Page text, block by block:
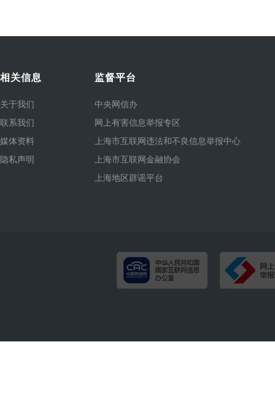
相关信息
关于我们
联系我们
媒体资料
隐私声明
监督平台
中央网信办
网上有害信息举报专区
上海市互联网违法和不良信息举报中心
上海市互联网金融协会
上海地区辟谣平台